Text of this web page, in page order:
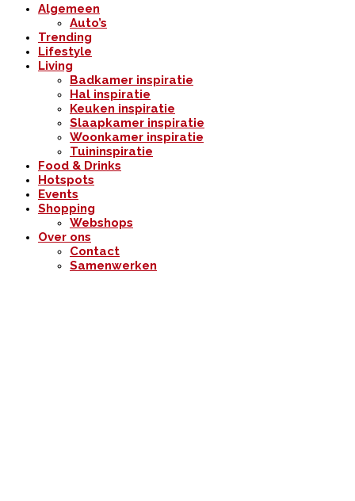
Algemeen
Auto’s
Trending
Lifestyle
Living
Badkamer inspiratie
Hal inspiratie
Keuken inspiratie
Slaapkamer inspiratie
Woonkamer inspiratie
Tuininspiratie
Food & Drinks
Hotspots
Events
Shopping
Webshops
Over ons
Contact
Samenwerken